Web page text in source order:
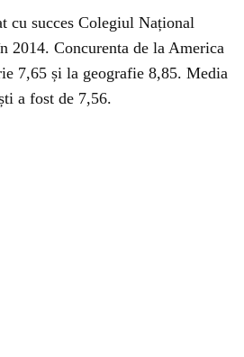
cu succes Colegiul Național
2014. Concurenta de la America
7,65 și la geografie 8,85. Media
a fost de 7,56.